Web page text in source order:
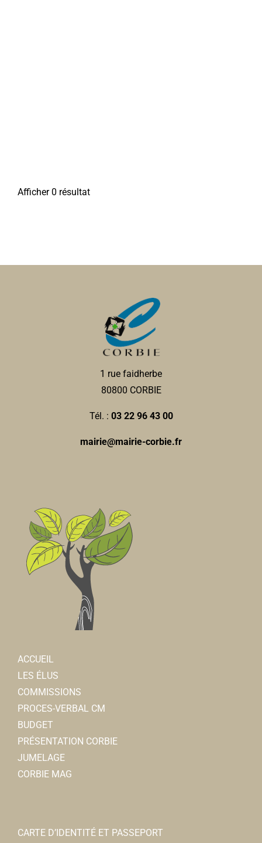
Afficher 0 résultat
1 rue faidherbe
80800 CORBIE
Tél. : 03 22 96 43 00
mairie@mairie-corbie.fr
ACCUEIL
LES ÉLUS
COMMISSIONS
PROCES-VERBAL CM
BUDGET
PRÉSENTATION CORBIE
JUMELAGE
CORBIE MAG
CARTE D’IDENTITÉ ET PASSEPORT